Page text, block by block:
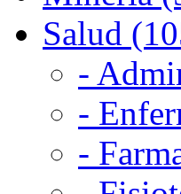
Salud
-
-
-